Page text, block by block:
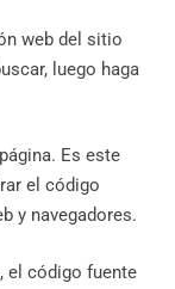
web del sitio
luego haga
Es este
el código
y navegadores.
el código fuente